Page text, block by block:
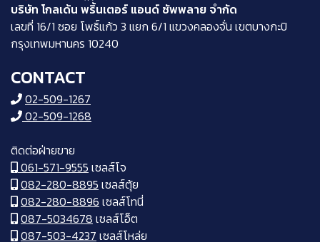
บริษัท โกลเด้น พริ้นเตอร์ แอนด์ ซัพพลาย จำกัด
​เลขที่ 16/1 ซอย โพธิ์แก้ว 3 แยก 6/1 แขวงคลองจั่น เขตบางกะปิ
กรุงเทพมหานคร 10240
CONTACT
02-509-1267
02-509-1268
ติดต่อฝ่ายขาย
061-571-9555 เซลส์โจ
082-280-8895 เซลส์ตุ้ย
082-280-8896 เซลส์โทนี่
087-5034678 เซลส์โอ็ต
087-503-4237 เซลส์โหล่ย